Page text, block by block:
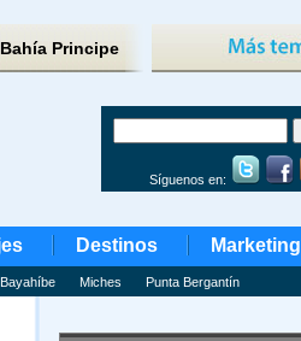
Bahía Principe
Síguenos en:
Destinos Marketing
Miches Punta Bergantín